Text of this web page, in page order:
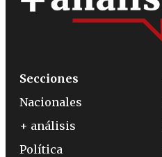
Secciones
Nacionales
+ análisis
Política